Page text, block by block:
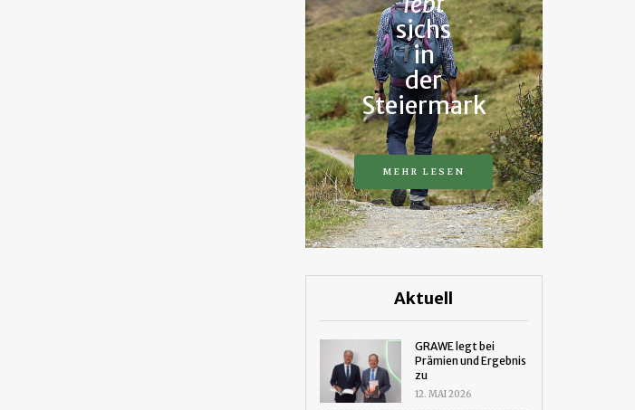
sichs
in
der
Steiermark
MEHR LESEN
Aktuell
GRAWE legt bei
Prämien und Ergebnis
zu
12. MAI 2026